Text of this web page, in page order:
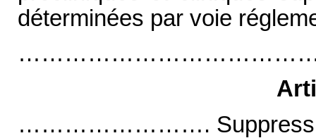
déterminées par voie
…………………….